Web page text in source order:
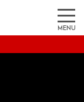
MENU